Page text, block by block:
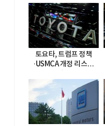
토요타, 트럼프 정책
·USMCA 개정 리스크